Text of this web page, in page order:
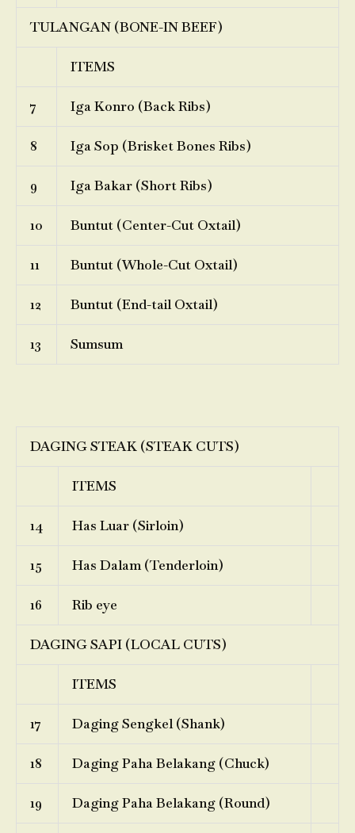
TULANGAN (BONE-IN BEEF)
ITEMS
7 Iga Konro (Back Ribs)
8 Iga Sop (Brisket Bones Ribs)
9 Iga Bakar (Short Ribs)
10 Buntut (Center-Cut Oxtail)
11 Buntut (Whole-Cut Oxtail)
12 Buntut (End-tail Oxtail)
13 Sumsum
DAGING STEAK (STEAK CUTS)
ITEMS
14 Has Luar (Sirloin)
15 Has Dalam (Tenderloin)
16 Rib eye
DAGING SAPI (LOCAL CUTS)
ITEMS
17 Daging Sengkel (Shank)
18 Daging Paha Belakang (Chuck)
19 Daging Paha Belakang (Round)